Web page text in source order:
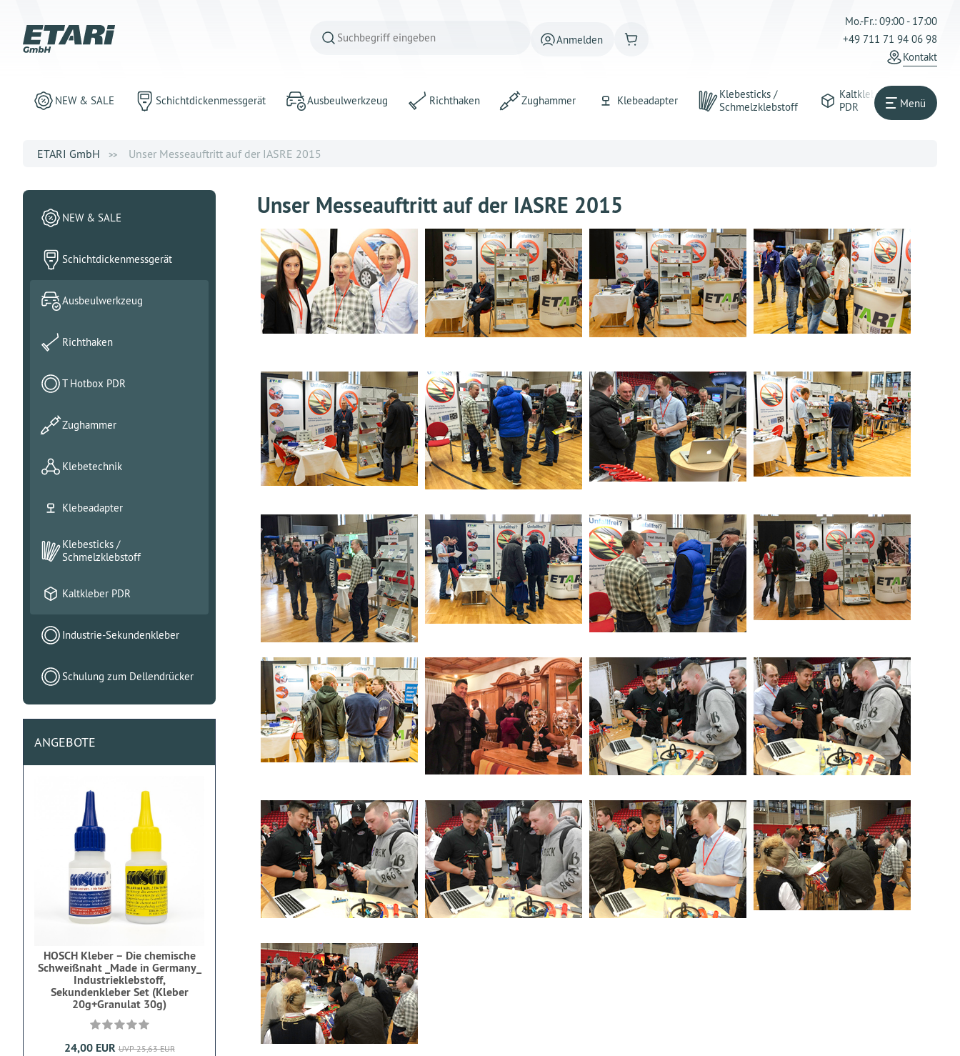
Anmelden
Mo.-Fr.: 09:00 - 17:00
+49 711 71 94 06 98
Kontakt
NEW & SALE Schichtdickenmessgerät Ausbeulwerkzeug Richthaken Zughammer Klebeadapter
Klebesticks /
Schmelzklebstoff
Kaltkleber
PDR
Menü
ETARI GmbH Unser Messeauftritt auf der IASRE 2015
Unser Messeauftritt auf der IASRE 2015
NEW & SALE
Schichtdickenmessgerät
Ausbeulwerkzeug
Richthaken
T Hotbox PDR
Zughammer
Klebetechnik
Klebeadapter
Klebesticks /
Schmelzklebstoff
Kaltkleber PDR
Industrie-Sekundenkleber
Schulung zum Dellendrücker
ANGEBOTE
HOSCH Kleber – Die chemische
Schweißnaht _Made in Germany_
Industrieklebstoff,
Sekundenkleber Set (Kleber
20g+Granulat 30g)
24,00 EUR UVP 25,63 EUR